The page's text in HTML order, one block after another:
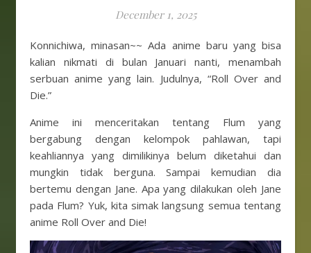
December 1, 2025
Konnichiwa, minasan~~ Ada anime baru yang bisa
kalian nikmati di bulan Januari nanti, menambah
serbuan anime yang lain. Judulnya, “Roll Over and
Die.”
Anime ini menceritakan tentang Flum yang
bergabung dengan kelompok pahlawan, tapi
keahliannya yang dimilikinya belum diketahui dan
mungkin tidak berguna. Sampai kemudian dia
bertemu dengan Jane. Apa yang dilakukan oleh Jane
pada Flum? Yuk, kita simak langsung semua tentang
anime Roll Over and Die!